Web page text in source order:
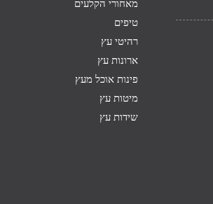
מאחורי הקלעים
טיפים
רהיטי עץ
ארונות עץ
פינות אוכל מעץ
מיטות עץ
שידות עץ